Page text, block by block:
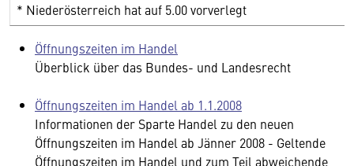
* Niederösterreich hat auf 5.00 vorverlegt
Öffnungszeiten im Handel
Überblick über das Bundes- und Landesrecht
Öffnungszeiten im Handel ab 1.1.2008
Informationen der Sparte Handel zu den neuen
Öffnungszeiten im Handel ab Jänner 2008 - Geltende
Öffnungszeiten im Handel und zum Teil abweichende